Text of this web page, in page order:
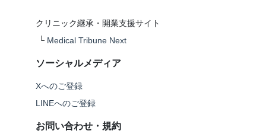
クリニック継承・開業支援サイト
└ Medical Tribune Next
ソーシャルメディア
Xへのご登録
LINEへのご登録
お問い合わせ・規約